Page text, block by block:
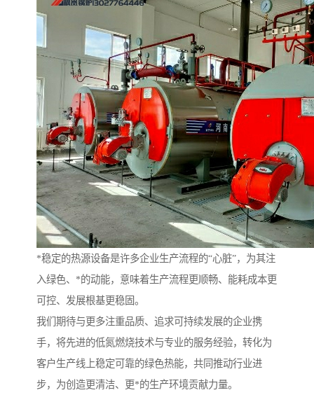
*稳定的热源设备是许多企业生产流程的“心脏”，为其注
入绿色、*的动能，意味着生产流程更顺畅、能耗成本更
可控、发展根基更稳固。
我们期待与更多注重品质、追求可持续发展的企业携
手，将先进的低氮燃烧技术与专业的服务经验，转化为
客户生产线上稳定可靠的绿色热能，共同推动行业进
步，为创造更清洁、更*的生产环境贡献力量。